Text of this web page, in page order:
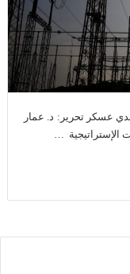
عسكر تحرير: د. عمار
الإستراتيجية …